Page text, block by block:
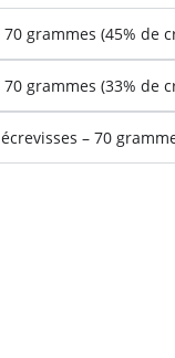
grammes (45% de
grammes (33% de
– 70